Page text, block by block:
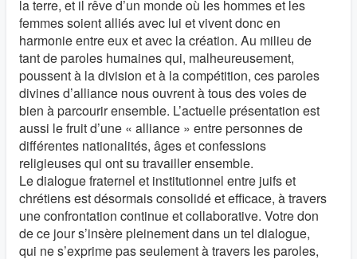
la terre, et il rêve d’un monde où les hommes et les
femmes soient alliés avec lui et vivent donc en
harmonie entre eux et avec la création. Au milieu de
tant de paroles humaines qui, malheureusement,
poussent à la division et à la compétition, ces paroles
divines d’alliance nous ouvrent à tous des voies de
bien à parcourir ensemble. L’actuelle présentation est
aussi le fruit d’une « alliance » entre personnes de
différentes nationalités, âges et confessions
religieuses qui ont su travailler ensemble.
Le dialogue fraternel et institutionnel entre juifs et
chrétiens est désormais consolidé et efficace, à travers
une confrontation continue et collaborative. Votre don
de ce jour s’insère pleinement dans un tel dialogue,
qui ne s’exprime pas seulement à travers les paroles,